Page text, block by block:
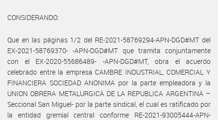
CONSIDERANDO:
Que en las páginas 1/2 del RE-2021-58769294-APN-DGD#MT del
EX-2021-58769370- -APN-DGD#MT que tramita conjuntamente
con el EX-2020-55686489- -APN-DGD#MT, obra el acuerdo
celebrado entre la empresa CAMBRE INDUSTRIAL, COMERCIAL Y
FINANCIERA SOCIEDAD ANONIMA por la parte empleadora y la
UNION OBRERA METALURGICA DE LA REPUBLICA ARGENTINA –
Seccional San Miguel- por la parte sindical, el cual es ratificado por
la entidad gremial central conforme RE-2021-93005444-APN-